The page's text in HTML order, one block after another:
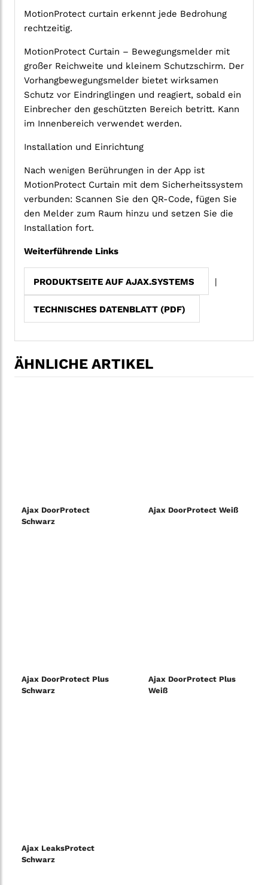
MotionProtect curtain erkennt jede Bedrohung
rechtzeitig.
MotionProtect Curtain – Bewegungsmelder mit
großer Reichweite und kleinem Schutzschirm. Der
Vorhangbewegungsmelder bietet wirksamen
Schutz vor Eindringlingen und reagiert, sobald ein
Einbrecher den geschützten Bereich betritt. Kann
im Innenbereich verwendet werden.
Installation und Einrichtung
Nach wenigen Berührungen in der App ist
MotionProtect Curtain mit dem Sicherheitssystem
verbunden: Scannen Sie den QR-Code, fügen Sie
den Melder zum Raum hinzu und setzen Sie die
Installation fort.
Weiterführende Links
PRODUKTSEITE AUF AJAX.SYSTEMS
TECHNISCHES DATENBLATT (PDF)
ÄHNLICHE ARTIKEL
Ajax DoorProtect
Schwarz
Ajax DoorProtect Weiß
Ajax DoorProtect Plus
Schwarz
Ajax DoorProtect Plus
Weiß
Ajax LeaksProtect
Schwarz